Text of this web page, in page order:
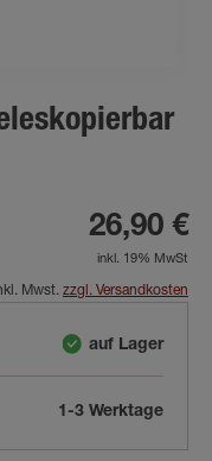
26,90 €
inkl. 19% MwSt
Mwst. zzgl. Versandkosten
auf Lager
1-3 Werktage